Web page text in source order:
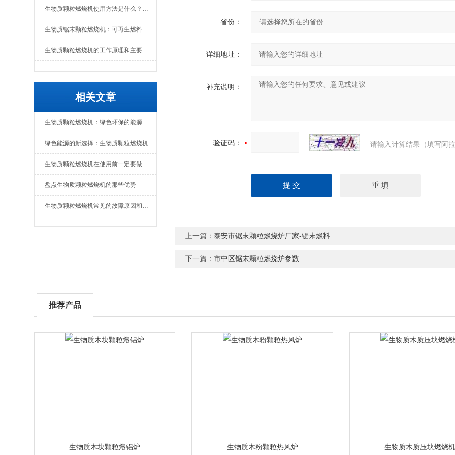
生物质颗粒燃烧机使用方法是什么？维护要点有哪些
生物质锯末颗粒燃烧机：可再生燃料的热能转换设备
生物质颗粒燃烧机的工作原理和主要组成部分
相关文章
生物质颗粒燃烧机：绿色环保的能源转化设备
绿色能源的新选择：生物质颗粒燃烧机
生物质颗粒燃烧机在使用前一定要做好准备工作
盘点生物质颗粒燃烧机的那些优势
生物质颗粒燃烧机常见的故障原因和解决办法
省份：
详细地址：
补充说明：
验证码： 请输入计算结果（填写阿
上一篇：泰安市锯末颗粒燃烧炉厂家-锯末燃料
下一篇：市中区锯末颗粒燃烧炉参数
推荐产品
生物质木块颗粒熔铝炉 生物质木粉颗粒热风炉 生物质木质压块燃烧机